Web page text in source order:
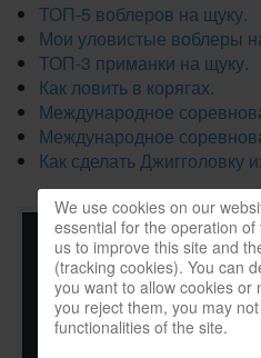
ТОП-5 воблеров на щуку.
Мои уловистые воблеры
ТОП-3 приманки на щуку.
Как ловить в корягах.
Международное
Международное
Как сделать Джигголовку
We use cookies on our
essential for the operation
us to improve this site and
(tracking cookies). You can
you want to allow cookies or
you reject them, you may
functionalities of the site.